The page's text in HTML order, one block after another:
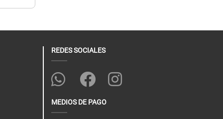
REDES SOCIALES
MEDIOS DE PAGO